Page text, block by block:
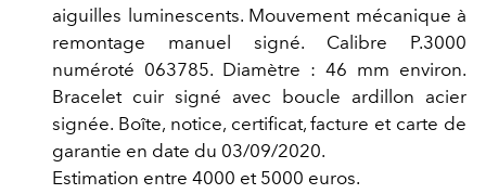
aiguilles luminescents. Mouvement mécanique à
remontage manuel signé. Calibre P.3000
numéroté 063785. Diamètre : 46 mm environ.
Bracelet cuir signé avec boucle ardillon acier
signée. Boîte, notice, certificat, facture et carte de
garantie en date du 03/09/2020.
Estimation entre 4000 et 5000 euros.